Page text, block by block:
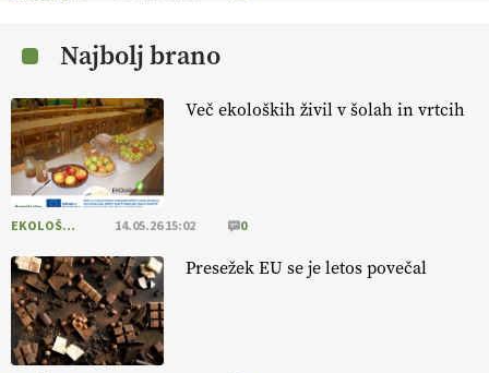
EKOloško = logično: ekološka kmetija
EKOloško = logično: VLOG Okus je
pomembnejši od izgleda
EKOloško = logično: ekološka kmetija PR'
RAKARI
Najbolj brano
Več ekoloških živil v šolah in vrtcih
EKOLOŠKO LOGIČNO 14.05.26 15:02 0
Presežek EU se je letos povečal